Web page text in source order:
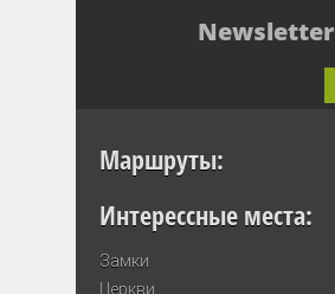
Newsletter
Маршруты:
Интерессные места:
Замки
Церкви